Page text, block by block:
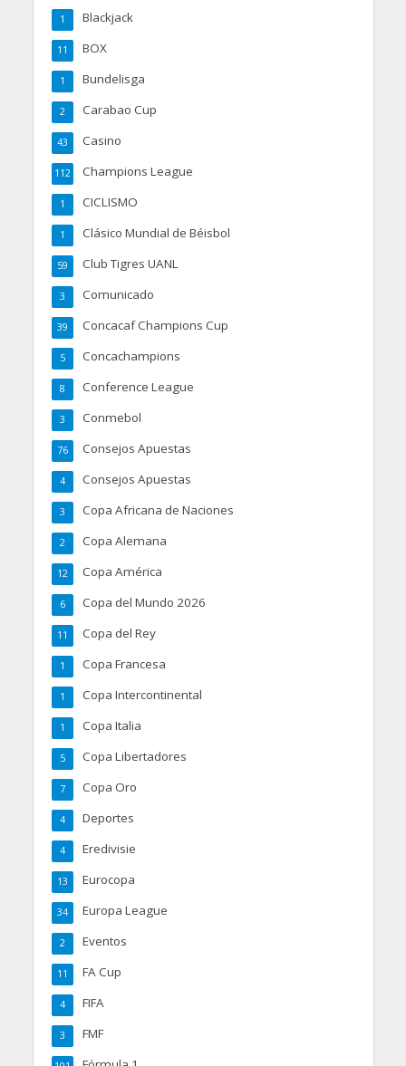
Blackjack
1
BOX
11
Bundelisga
1
Carabao Cup
2
Casino
43
Champions League
112
CICLISMO
1
Clásico Mundial de Béisbol
1
Club Tigres UANL
59
Comunicado
3
Concacaf Champions Cup
39
Concachampions
5
Conference League
8
Conmebol
3
Consejos Apuestas
76
Consejos Apuestas
4
Copa Africana de Naciones
3
Copa Alemana
2
Copa América
12
Copa del Mundo 2026
6
Copa del Rey
11
Copa Francesa
1
Copa Intercontinental
1
Copa Italia
1
Copa Libertadores
5
Copa Oro
7
Deportes
4
Eredivisie
4
Eurocopa
13
Europa League
34
Eventos
2
FA Cup
11
FIFA
4
FMF
3